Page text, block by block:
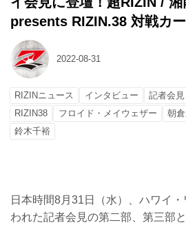
presents RIZIN.38 対戦カ
2022-08-31
RIZINニュース インタビュー 記者会見
RIZIN38
フロイド・メイウェザー 朝
鈴木千裕
日本時間8月31日（水）、ハワイ
われた記者会見の第二部、第三部